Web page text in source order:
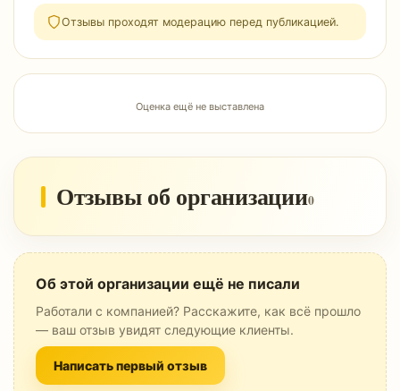
Отзывы проходят модерацию перед публикацией.
Оценка ещё не выставлена
Отзывы об организации0
Об этой организации ещё не писали
Работали с компанией? Расскажите, как всё прошло
— ваш отзыв увидят следующие клиенты.
Написать первый отзыв